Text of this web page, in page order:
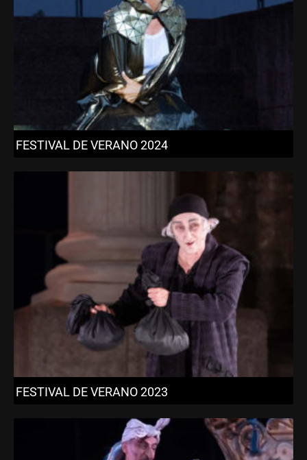
FESTIVAL DE VERANO 2024
FESTIVAL DE VERANO 2023